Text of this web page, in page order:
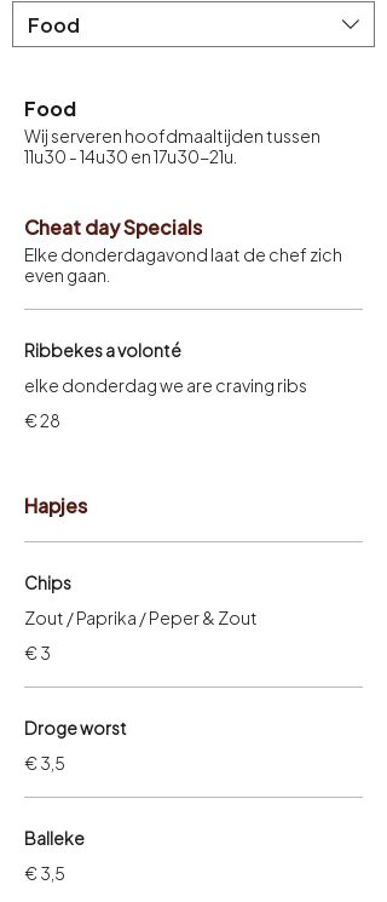
Food
Food
Wij serveren hoofdmaaltijden tussen
11u30 - 14u30 en 17u30-21u.
Cheat day Specials
Elke donderdagavond laat de chef zich
even gaan.
Ribbekes a volonté
elke donderdag we are craving ribs
€ 28
Hapjes
Chips
Zout / Paprika / Peper & Zout
€ 3
Droge worst
€ 3,5
Balleke
€ 3,5